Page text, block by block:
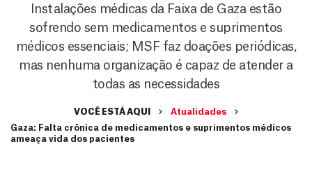
Instalações médicas da Faixa de Gaza estão
sofrendo sem medicamentos e suprimentos
médicos essenciais; MSF faz doações periódicas,
mas nenhuma organização é capaz de atender a
todas as necessidades
VOCÊ ESTÁ AQUI
Atualidades
Gaza: Falta crônica de medicamentos e suprimentos médicos
ameaça vida dos pacientes